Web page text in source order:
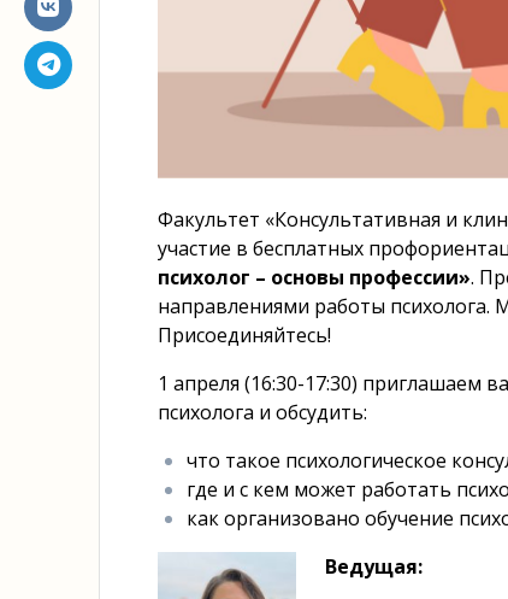
Факультет «Консультативная и
участие в бесплатных
психолог – основы профессии».
направлениями работы психолога.
Присоединяйтесь!
1 апреля (16:30-17:30) приглашаем
психолога и обсудить:
что такое психологическое
где и с кем может работать
как организовано обучение
Ведущая: